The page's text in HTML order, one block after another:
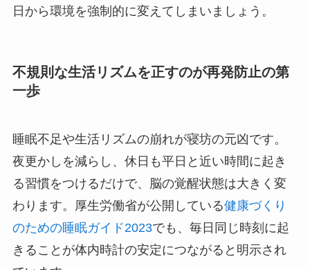
日から環境を強制的に変えてしまいましょう。
不規則な生活リズムを正すのが再発防止の第
一歩
睡眠不足や生活リズムの崩れが寝坊の元凶です。
夜更かしを減らし、休日も平日と近い時間に起き
る習慣をつけるだけで、脳の覚醒状態は大きく変
わります。厚生労働省が公開している健康づくり
のための睡眠ガイド2023でも、毎日同じ時刻に起
きることが体内時計の安定につながると明示され